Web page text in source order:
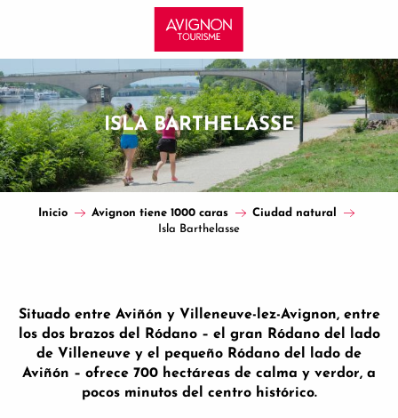
principal
ISLA BARTHELASSE
Inicio Avignon tiene 1000 caras
Ciudad natural
Isla Barthelasse
Situado entre Aviñón y Villeneuve-lez-Avignon, entre
los dos brazos del Ródano – el gran Ródano del lado
de Villeneuve y el pequeño Ródano del lado de
Aviñón – ofrece 700 hectáreas de calma y verdor, a
pocos minutos del centro histórico.